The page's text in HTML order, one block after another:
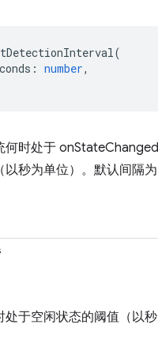
(
: number,
何时处于
秒为单位）。默认间隔为
于空闲状态的阈值（以秒